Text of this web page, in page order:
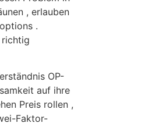
, erlauben
.
richtig
OP-
auf ihre
Preis rollen ,
Faktor-